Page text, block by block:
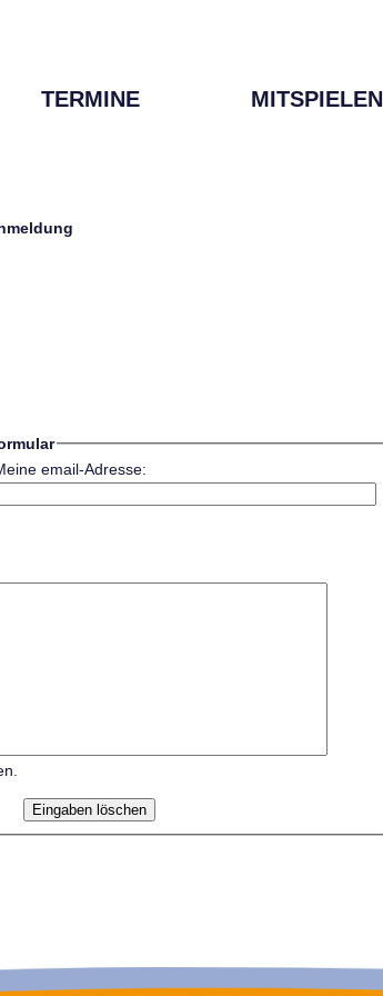
TERMINE MITSPIELEN
email-Adresse: